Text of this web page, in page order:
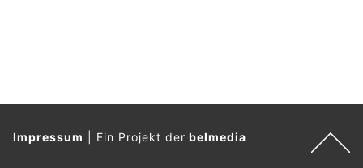
Impressum Ein Projekt derbelmedia